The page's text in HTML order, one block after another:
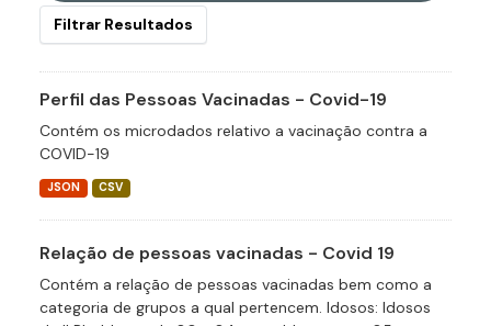
Filtrar Resultados
Perfil das Pessoas Vacinadas - Covid-19
Contém os microdados relativo a vacinação contra a
COVID-19
JSON CSV
Relação de pessoas vacinadas - Covid 19
Contém a relação de pessoas vacinadas bem como a
categoria de grupos a qual pertencem. Idosos: Idosos